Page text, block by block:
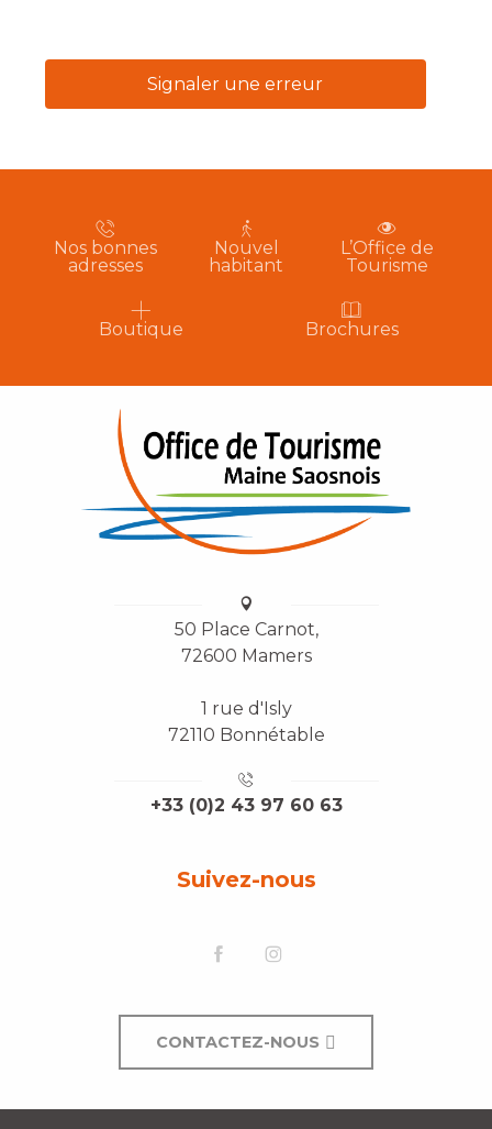
Signaler une erreur
Nos bonnes
adresses
Nouvel
habitant
L’Office de
Tourisme
Boutique Brochures
50 Place Carnot,
72600 Mamers
1 rue d'Isly
72110 Bonnétable
+33 (0)2 43 97 60 63
Suivez-nous
CONTACTEZ-NOUS